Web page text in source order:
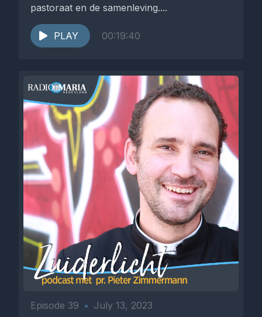
pastoraat en de samenleving....
PLAY 00:19:40
Episode 39 • July 13, 2023